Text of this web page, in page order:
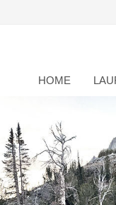
HOME